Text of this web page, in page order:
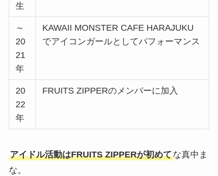
生
～
20
21
年
KAWAII MONSTER CAFE HARAJUKU
でアイコンガールとしてパフォーマンス
20
22
年
FRUITS ZIPPERのメンバーに加入
アイドル活動はFRUITS ZIPPERが初めてな真中ま
な。